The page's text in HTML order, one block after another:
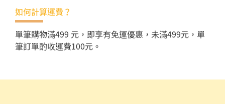
如何計算運費？
單筆購物滿499 元，即享有免運優惠，未滿499元，單
筆訂單酌收運費100元。